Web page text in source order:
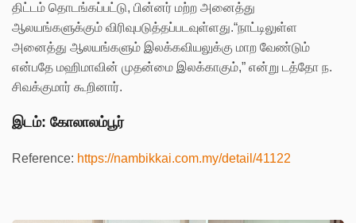
திட்டம் தொடங்கப்பட்டு, பின்னர் மற்ற அனைத்து
ஆலயங்களுக்கும் விரிவுபடுத்தப்படவுள்ளது.“நாட்டிலுள்ள
அனைத்து ஆலயங்களும் இலக்கவியலுக்கு மாற வேண்டும்
என்பதே மஹிமாவின் முதன்மை இலக்காகும்,” என்று டத்தோ ந.
சிவக்குமார் கூறினார்.
இடம்: கோலாலம்பூர்
Reference: https://nambikkai.com.my/detail/41122